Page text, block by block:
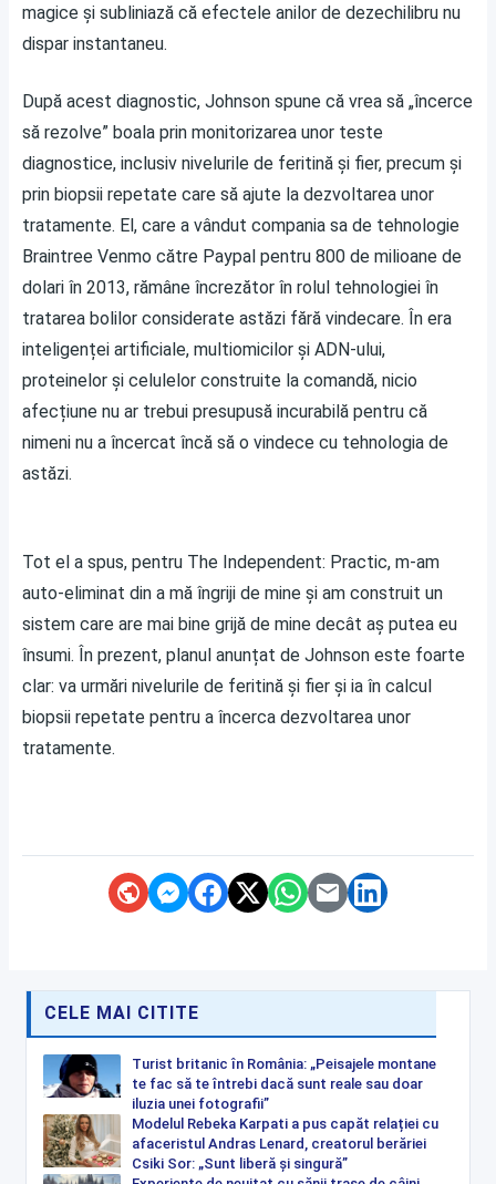
magice și subliniază că efectele anilor de dezechilibru nu
dispar instantaneu.
După acest diagnostic, Johnson spune că vrea să „încerce
să rezolve” boala prin monitorizarea unor teste
diagnostice, inclusiv nivelurile de feritină și fier, precum și
prin biopsii repetate care să ajute la dezvoltarea unor
tratamente. El, care a vândut compania sa de tehnologie
Braintree Venmo către Paypal pentru 800 de milioane de
dolari în 2013, rămâne încrezător în rolul tehnologiei în
tratarea bolilor considerate astăzi fără vindecare. În era
inteligenței artificiale, multiomicilor și ADN-ului,
proteinelor și celulelor construite la comandă, nicio
afecțiune nu ar trebui presupusă incurabilă pentru că
nimeni nu a încercat încă să o vindece cu tehnologia de
astăzi.
Tot el a spus, pentru The Independent: Practic, m-am
auto-eliminat din a mă îngriji de mine și am construit un
sistem care are mai bine grijă de mine decât aș putea eu
însumi. În prezent, planul anunțat de Johnson este foarte
clar: va urmări nivelurile de feritină și fier și ia în calcul
biopsii repetate pentru a încerca dezvoltarea unor
tratamente.
CELE MAI CITITE
Turist britanic în România: „Peisajele montane
te fac să te întrebi dacă sunt reale sau doar
iluzia unei fotografii”
Modelul Rebeka Karpati a pus capăt relației cu
afaceristul Andras Lenard, creatorul berăriei
Csiki Sor: „Sunt liberă și singură”